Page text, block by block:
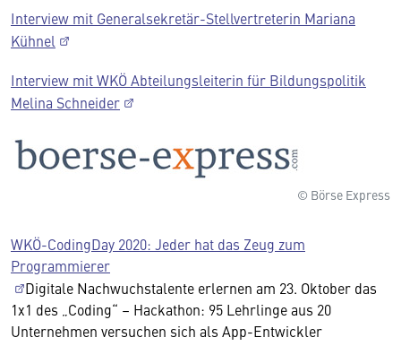
Interview mit Generalsekretär-Stellvertreterin Mariana
Kühnel
Interview mit WKÖ Abteilungsleiterin für Bildungspolitik
Melina Schneider
© Börse Express
WKÖ-CodingDay 2020: Jeder hat das Zeug zum
Programmierer
Digitale Nachwuchstalente erlernen am 23. Oktober das
1x1 des „Coding“ – Hackathon: 95 Lehrlinge aus 20
Unternehmen versuchen sich als App-Entwickler